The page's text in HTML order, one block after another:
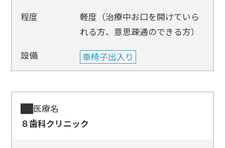
程度
軽度（治療中お口を開けていら
れる方、意思疎通のできる方）
設備
車椅子出入り
医療名
８歯科クリニック